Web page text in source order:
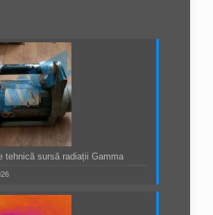
tehnică sursă radiații Gamma